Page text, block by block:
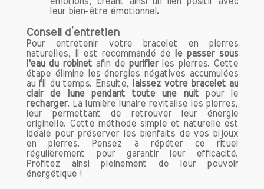
leur bien-être émotionnel.
Conseil d’entretien
Pour entretenir votre bracelet en pierres
naturelles, il est recommandé de
le passer sous
l'eau du robinetafin depurifierles pierres. Cette
étape élimine les énergies négatives accumulées
au fil du temps. Ensuite,
laissez votre bracelet au
clair de lune pendant toute une nuit pour le
recharger. La lumière lunaire revitalise les pierres,
leur permettant de retrouver leur énergie
originelle. Cette méthode simple et naturelle est
idéale pour préserver les bienfaits de vos bijoux
en pierres. Pensez à répéter ce rituel
régulièrement pour garantir leur efficacité.
Profitez ainsi pleinement de leur pouvoir
énergétique !